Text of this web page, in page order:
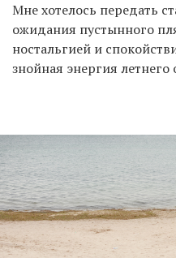
Мне хотелось передать
ожидания пустынного
ностальгией и
знойная энергия летнего